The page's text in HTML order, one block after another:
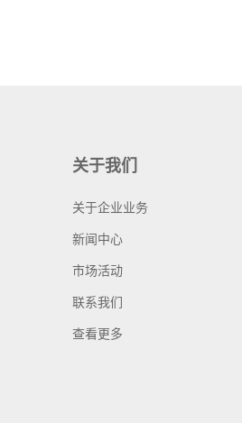
关于我们
关于企业业务
新闻中心
市场活动
联系我们
查看更多